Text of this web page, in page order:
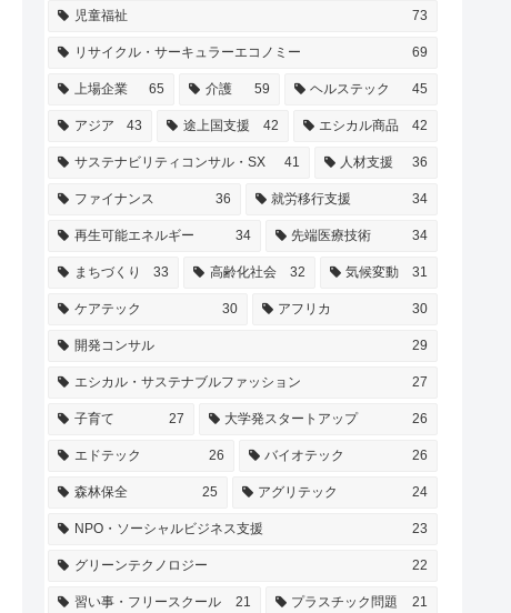
児童福祉 73
リサイクル・サーキュラーエコノミー 69
上場企業 65 介護 59 ヘルステック 45
アジア 43 途上国支援 42 エシカル商品 42
サステナビリティコンサル・SX 41 人材支援 36
ファイナンス 36 就労移行支援 34
再生可能エネルギー 34 先端医療技術 34
まちづくり 33 高齢化社会 32 気候変動 31
ケアテック 30 アフリカ 30
開発コンサル 29
エシカル・サステナブルファッション 27
子育て 27 大学発スタートアップ 26
エドテック 26 バイオテック 26
森林保全 25 アグリテック 24
NPO・ソーシャルビジネス支援 23
グリーンテクノロジー 22
習い事・フリースクール 21 プラスチック問題 21